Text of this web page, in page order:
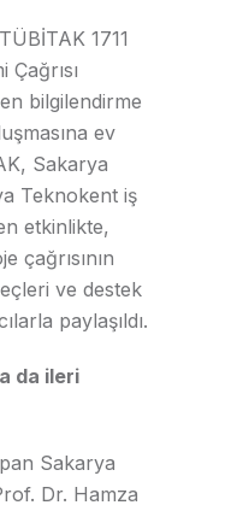
1711
bilgilendirme
ev
Sakarya
Teknokent iş
etkinlikte,
çağrısının
ve destek
paylaşıldı.
da ileri
Sakarya
Dr. Hamza